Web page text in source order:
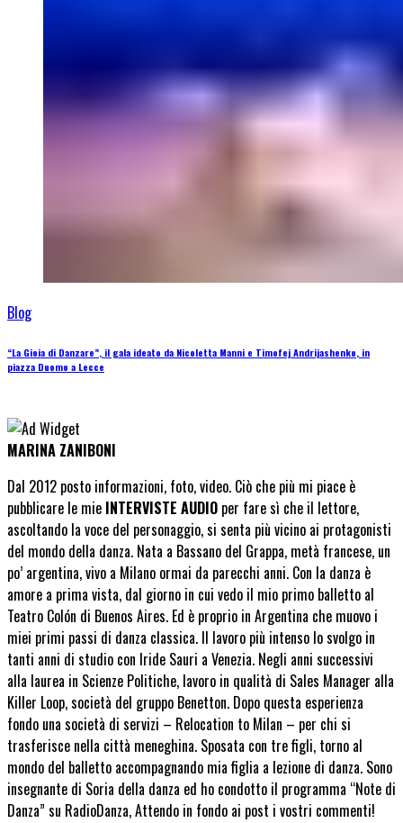
Blog
“La Gioia di Danzare”, il gala ideato da Nicoletta Manni e Timofej Andrijashenko, in
piazza Duomo a Lecce
MARINA ZANIBONI
Dal 2012 posto informazioni, foto, video. Ciò che più mi piace è
pubblicare le mie INTERVISTE AUDIO per fare sì che il lettore,
ascoltando la voce del personaggio, si senta più vicino ai protagonisti
del mondo della danza. Nata a Bassano del Grappa, metà francese, un
po’ argentina, vivo a Milano ormai da parecchi anni. Con la danza è
amore a prima vista, dal giorno in cui vedo il mio primo balletto al
Teatro Colón di Buenos Aires. Ed è proprio in Argentina che muovo i
miei primi passi di danza classica. Il lavoro più intenso lo svolgo in
tanti anni di studio con Iride Sauri a Venezia. Negli anni successivi
alla laurea in Scienze Politiche, lavoro in qualità di Sales Manager alla
Killer Loop, società del gruppo Benetton. Dopo questa esperienza
fondo una società di servizi – Relocation to Milan – per chi si
trasferisce nella città meneghina. Sposata con tre figli, torno al
mondo del balletto accompagnando mia figlia a lezione di danza. Sono
insegnante di Soria della danza ed ho condotto il programma “Note di
Danza” su RadioDanza, Attendo in fondo ai post i vostri commenti!